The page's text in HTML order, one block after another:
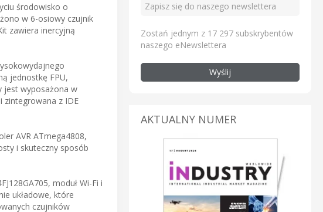
środowisko o
w 6-osiowy czujnik
zawiera inercyjną
jednostkę FPU,
jest wyposażona w
zintegrowana z IDE
AVR ATmega4808,
i skuteczny sposób
moduł Wi-Fi i
układowe, które
czujników
Zostań jednym z 17 297 subskrybentów
naszego eNewslettera
Wyślij
AKTUALNY NUMER